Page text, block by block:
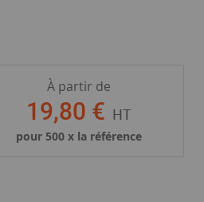
À partir de
19,80 € HT
pour500 x la référence